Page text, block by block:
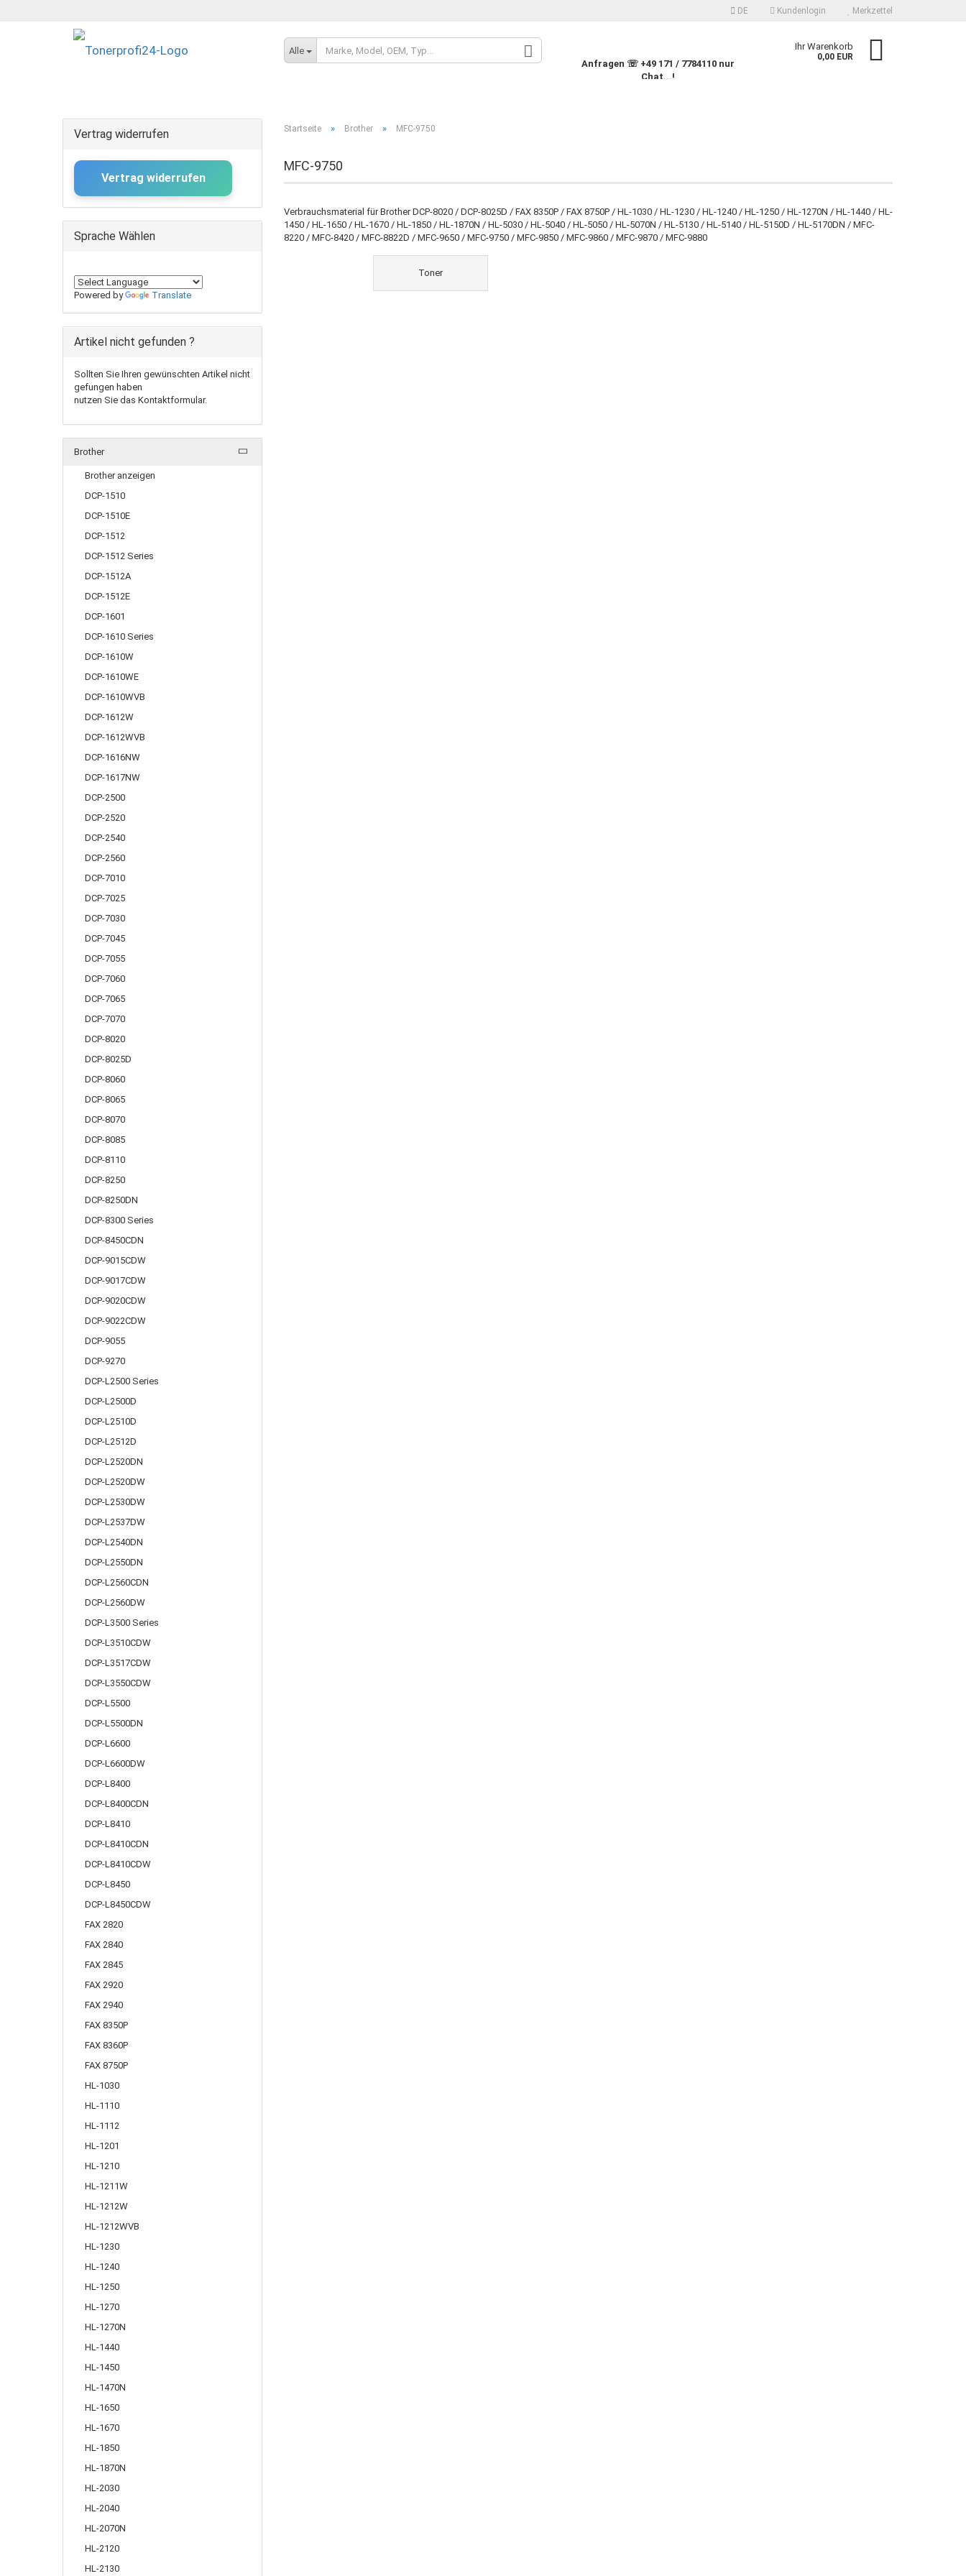
DE Kundenlogin
Konto erstellen
Passwort vergessen?
Merkzettel
Alle
Anfragen ☏ +49 171 / 7784110 nur
Chat...!
Ihr Warenkorb
0,00 EUR
Startseite » Brother » MFC-9750
MFC-9750
Verbrauchsmaterial für Brother DCP-8020 / DCP-8025D / FAX 8350P / FAX 8750P / HL-1030 / HL-1230 / HL-1240 / HL-1250 / HL-1270N / HL-1440 / HL-
1450 / HL-1650 / HL-1670 / HL-1850 / HL-1870N / HL-5030 / HL-5040 / HL-5050 / HL-5070N / HL-5130 / HL-5140 / HL-5150D / HL-5170DN / MFC-
8220 / MFC-8420 / MFC-8822D / MFC-9650 / MFC-9750 / MFC-9850 / MFC-9860 / MFC-9870 / MFC-9880
Toner
Vertrag widerrufen
Vertrag widerrufen
Sprache Wählen
Powered by Translate
Artikel nicht gefunden ?
Sollten Sie Ihren gewünschten Artikel nicht
gefungen haben
nutzen Sie das Kontaktformular.
Brother
Brother anzeigen
DCP-1510
DCP-1510E
DCP-1512
DCP-1512 Series
DCP-1512A
DCP-1512E
DCP-1601
DCP-1610 Series
DCP-1610W
DCP-1610WE
DCP-1610WVB
DCP-1612W
DCP-1612WVB
DCP-1616NW
DCP-1617NW
DCP-2500
DCP-2520
DCP-2540
DCP-2560
DCP-7010
DCP-7025
DCP-7030
DCP-7045
DCP-7055
DCP-7060
DCP-7065
DCP-7070
DCP-8020
DCP-8025D
DCP-8060
DCP-8065
DCP-8070
DCP-8085
DCP-8110
DCP-8250
DCP-8250DN
DCP-8300 Series
DCP-8450CDN
DCP-9015CDW
DCP-9017CDW
DCP-9020CDW
DCP-9022CDW
DCP-9055
DCP-9270
DCP-L2500 Series
DCP-L2500D
DCP-L2510D
DCP-L2512D
DCP-L2520DN
DCP-L2520DW
DCP-L2530DW
DCP-L2537DW
DCP-L2540DN
DCP-L2550DN
DCP-L2560CDN
DCP-L2560DW
DCP-L3500 Series
DCP-L3510CDW
DCP-L3517CDW
DCP-L3550CDW
DCP-L5500
DCP-L5500DN
DCP-L6600
DCP-L6600DW
DCP-L8400
DCP-L8400CDN
DCP-L8410
DCP-L8410CDN
DCP-L8410CDW
DCP-L8450
DCP-L8450CDW
FAX 2820
FAX 2840
FAX 2845
FAX 2920
FAX 2940
FAX 8350P
FAX 8360P
FAX 8750P
HL-1030
HL-1110
HL-1112
HL-1201
HL-1210
HL-1211W
HL-1212W
HL-1212WVB
HL-1230
HL-1240
HL-1250
HL-1270
HL-1270N
HL-1440
HL-1450
HL-1470N
HL-1650
HL-1670
HL-1850
HL-1870N
HL-2030
HL-2040
HL-2070N
HL-2120
HL-2130